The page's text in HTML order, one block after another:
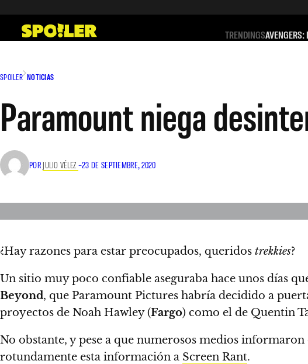
contenido
TRENDINGSAVENGERS:
SPOILER NOTICIAS
Paramount niega
POR JULIO VÉLEZ –23 DE SEPTIEMBRE, 2020
¿Hay razones para estar preocupados, queridos trekkies?
Un sitio muy poco confiable aseguraba hace unos días
Beyond, que Paramount Pictures habría decidido a
proyectos de Noah Hawley (Fargo) como el de Quentin
No obstante, y pese a que numerosos medios
rotundamente esta información a Screen Rant.